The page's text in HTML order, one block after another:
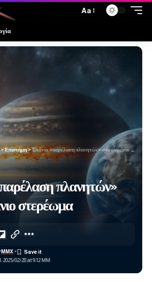
Aa
>Επιστήμη>Σπάνια «παρέλαση πλανητών» στο ουράνιο στερέωμα
πλανητών»
στερέωμα
2025/02/28 at 9:12 ΜΜ